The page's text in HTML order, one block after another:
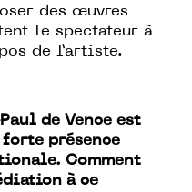
des œuvres
le spectateur à
de l’artiste.
de Vence est
forte présence
Comment
à ce